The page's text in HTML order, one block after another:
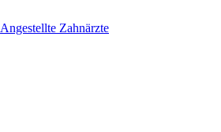
Angestellte Zahnärzte